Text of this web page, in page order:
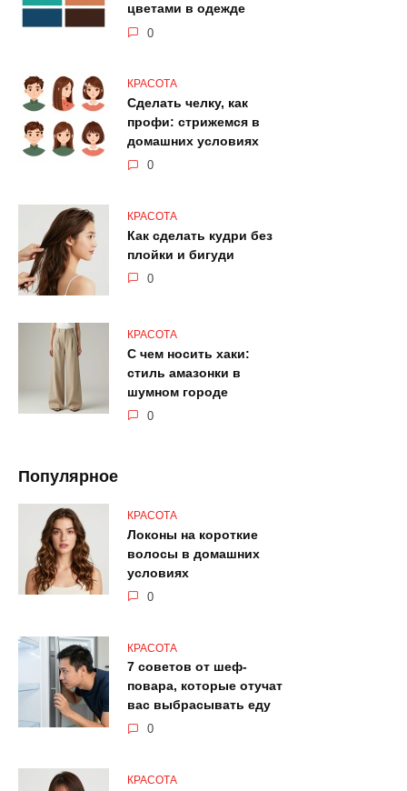
цветами в одежде
0
КРАСОТА
Сделать челку, как
профи: стрижемся в
домашних условиях
0
КРАСОТА
Как сделать кудри без
плойки и бигуди
0
КРАСОТА
С чем носить хаки:
стиль амазонки в
шумном городе
0
Популярное
КРАСОТА
Локоны на короткие
волосы в домашних
условиях
0
КРАСОТА
7 советов от шеф-
повара, которые отучат
вас выбрасывать еду
0
КРАСОТА